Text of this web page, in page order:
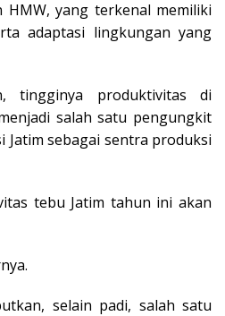
HMW, yang terkenal memiliki
adaptasi lingkungan yang
tingginya produktivitas di
salah satu pengungkit
Jatim sebagai sentra produksi
tebu Jatim tahun ini akan
selain padi, salah satu